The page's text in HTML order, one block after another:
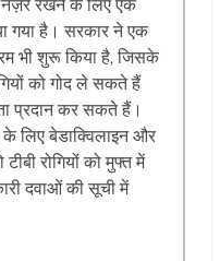
नज़र रखने के लिए एक
गया है। सरकार ने एक
भी शुरू किया है, जिसके
को गोद ले सकते हैं
प्रदान कर सकते हैं।
के लिए बेडाक्विलाइन और
रोगियों को मुफ्त में
दवाओं की सूची में